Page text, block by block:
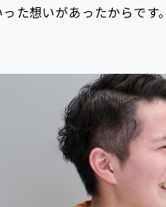
た想いがあったからです